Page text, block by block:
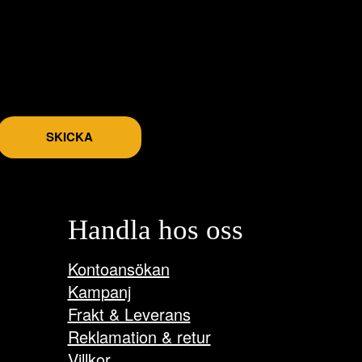
SKICKA
Handla hos oss
Kontoansökan
Kampanj
Frakt & Leverans
Reklamation & retur